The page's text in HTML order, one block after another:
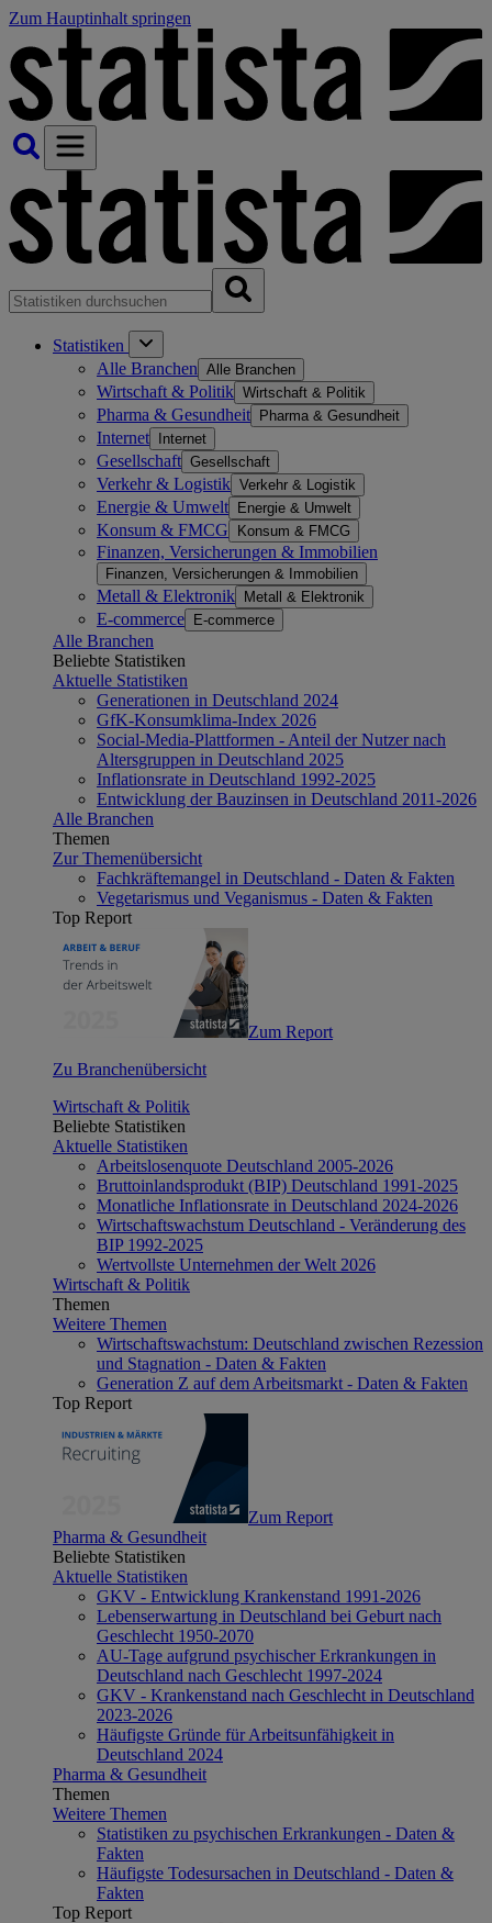
Zum Hauptinhalt springen
Statistiken
Alle Branchen Alle Branchen
Wirtschaft & Politik Wirtschaft & Politik
Pharma & Gesundheit Pharma & Gesundheit
Internet Internet
Gesellschaft Gesellschaft
Verkehr & Logistik Verkehr & Logistik
Energie & Umwelt Energie & Umwelt
Konsum & FMCG Konsum & FMCG
Finanzen, Versicherungen & Immobilien
Finanzen, Versicherungen & Immobilien
Metall & Elektronik Metall & Elektronik
E-commerce E-commerce
Alle Branchen
Beliebte Statistiken
Aktuelle Statistiken
Generationen in Deutschland 2024
GfK-Konsumklima-Index 2026
Social-Media-Plattformen - Anteil der Nutzer nach
Altersgruppen in Deutschland 2025
Inflationsrate in Deutschland 1992-2025
Entwicklung der Bauzinsen in Deutschland 2011-2026
Alle Branchen
Themen
Zur Themenübersicht
Fachkräftemangel in Deutschland - Daten & Fakten
Vegetarismus und Veganismus - Daten & Fakten
Top Report
Zum Report
Zu Branchenübersicht
Wirtschaft & Politik
Beliebte Statistiken
Aktuelle Statistiken
Arbeitslosenquote Deutschland 2005-2026
Bruttoinlandsprodukt (BIP) Deutschland 1991-2025
Monatliche Inflationsrate in Deutschland 2024-2026
Wirtschaftswachstum Deutschland - Veränderung des
BIP 1992-2025
Wertvollste Unternehmen der Welt 2026
Wirtschaft & Politik
Themen
Weitere Themen
Wirtschaftswachstum: Deutschland zwischen Rezession
und Stagnation - Daten & Fakten
Generation Z auf dem Arbeitsmarkt - Daten & Fakten
Top Report
Zum Report
Pharma & Gesundheit
Beliebte Statistiken
Aktuelle Statistiken
GKV - Entwicklung Krankenstand 1991-2026
Lebenserwartung in Deutschland bei Geburt nach
Geschlecht 1950-2070
AU-Tage aufgrund psychischer Erkrankungen in
Deutschland nach Geschlecht 1997-2024
GKV - Krankenstand nach Geschlecht in Deutschland
2023-2026
Häufigste Gründe für Arbeitsunfähigkeit in
Deutschland 2024
Pharma & Gesundheit
Themen
Weitere Themen
Statistiken zu psychischen Erkrankungen - Daten &
Fakten
Häufigste Todesursachen in Deutschland - Daten &
Fakten
Top Report